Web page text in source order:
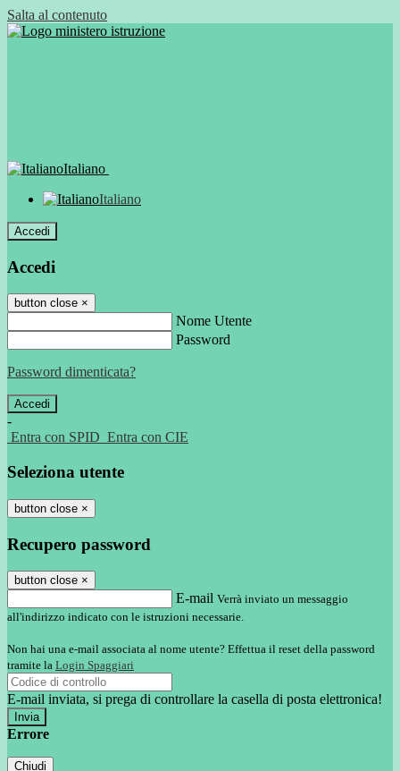
Salta al contenuto
Italiano
Italiano
Accedi
Accedi
button close ×
Nome Utente
Password
Password dimenticata?
-
Entra con SPID Entra con CIE
Seleziona utente
button close ×
Recupero password
button close ×
E-mail Verrà inviato un messaggio
all'indirizzo indicato con le istruzioni necessarie.
Non hai una e-mail associata al nome utente? Effettua il reset della password
tramite la Login Spaggiari
E-mail inviata, si prega di controllare la casella di posta elettronica!
Errore
Chiudi